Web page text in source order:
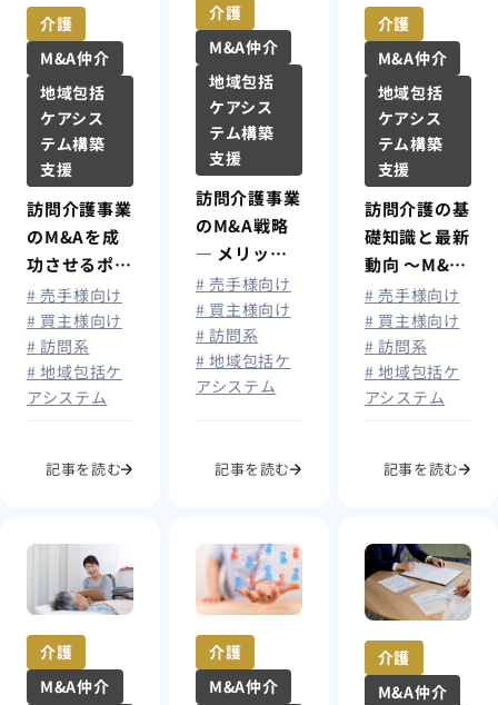
介護
M&A仲介
地域包括
ケアシス
テム構築
支援
訪問介護事業
のM&Aを成
功させるポイ
ント｜売手・
買手が押さえ
るべき実務と
成功のポイン
ト
# 売手様向け
# 買主様向け
# 訪問系
# 地域包括ケ
アシステム
記事を読む
介護
M&A仲介
地域包括
ケアシス
テム構築
支援
訪問介護事業
のM&A戦略
― メリッ
ト・デメリッ
トから見る事
業存続と成功
のポイント
# 売手様向け
# 買主様向け
# 訪問系
# 地域包括ケ
アシステム
記事を読む
介護
M&A仲介
地域包括
ケアシス
テム構築
支援
訪問介護の基
礎知識と最新
動向 ～M&A
が進む背景と
今後の展望～
# 売手様向け
# 買主様向け
# 訪問系
# 地域包括ケ
アシステム
記事を読む
介護
M&A仲介
介護
M&A仲介
介護
M&A仲介